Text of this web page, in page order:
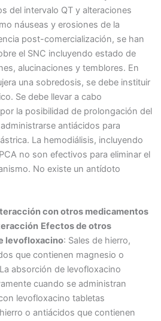
del intervalo QT y alteraciones
náuseas y erosiones de la
post-comercialización, se han
el SNC incluyendo estado de
alucinaciones y temblores. En
una sobredosis, se debe instituir
Se debe llevar a cabo
la posibilidad de prolongación del
antiácidos para
La hemodiálisis, incluyendo
no son efectivos para eliminar el
No existe un antídoto
con otros medicamentos
Efectos de otros
levofloxacino: Sales de hierro,
que contienen magnesio o
absorción de levofloxacino
cuando se administran
levofloxacino tabletas
o antiácidos que contienen